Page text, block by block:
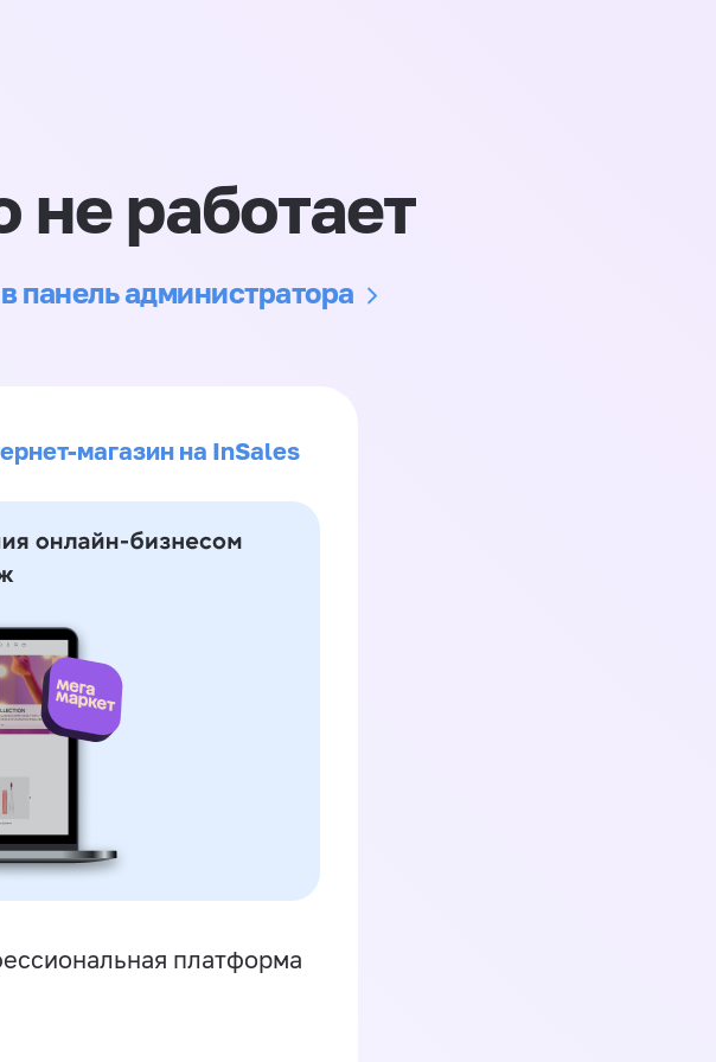
работает
панель администратора
магазин на InSales
платформа